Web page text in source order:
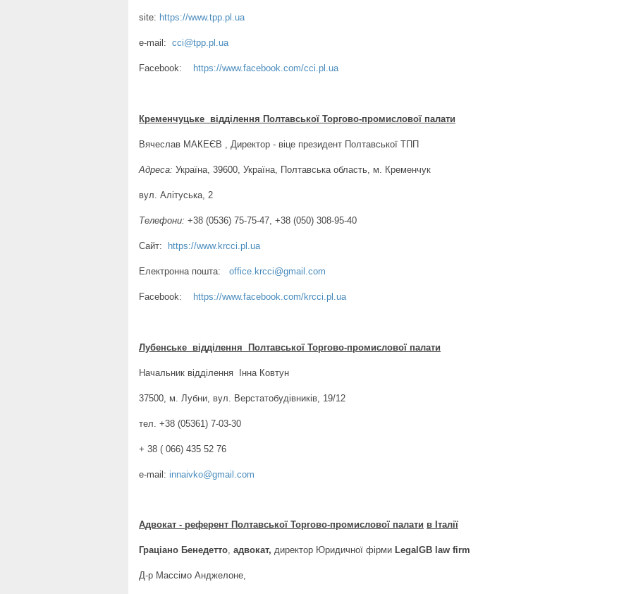
site: https://www.tpp.pl.ua
e-mail: cci@tpp.pl.ua
Facebook: https://www.facebook.com/cci.pl.ua
Кременчуцьке відділення Полтавської Торгово-промислової палати
Вячеслав МАКЕЄВ , Директор - віце президент Полтавської ТПП
Адреса: Україна, 39600, Україна, Полтавська область, м. Кременчук
вул. Алітуська, 2
Телефони: +38 (0536) 75-75-47, +38 (050) 308-95-40
Сайт: https://www.krcci.pl.ua
Електронна пошта: office.krcci@gmail.com
Facebook: https://www.facebook.com/krcci.pl.ua
Лубенське відділення Полтавської Торгово-промислової палати
Начальник відділення Інна Ковтун
37500, м. Лубни, вул. Верстатобудівників, 19/12
тел. +38 (05361) 7-03-30
+ 38 ( 066) 435 52 76
e-mail: innaivko@gmail.com
Адвокат - референт Полтавської Торгово-промислової палати в Італії
Граціано Бенедетто адвокат, директор Юридичної фірми LegalGB law firm
Д-р Массімо Анджелоне,